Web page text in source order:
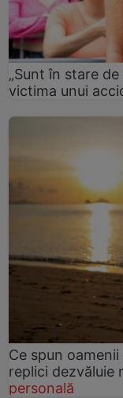
„Sunt în stare
victima unui
Ce spun
replici dezvăluie
personală